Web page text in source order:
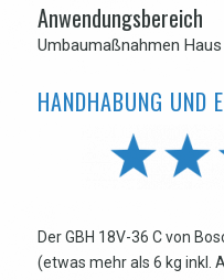
Anwendungsbereich
Umbaumaßnahmen Haus
HANDHABUNG UND
Der GBH 18V-36 C von
(etwas mehr als 6 kg inkl.